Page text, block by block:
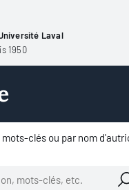
Laval
1950
clés ou par nom